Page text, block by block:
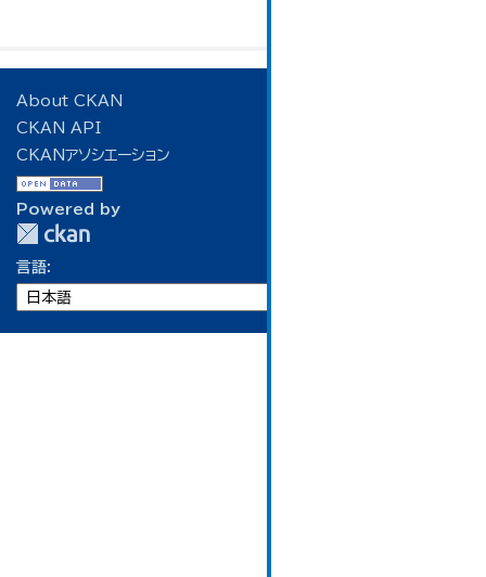
About CKAN
CKAN API
CKANアソシエーション
Powered by
言語